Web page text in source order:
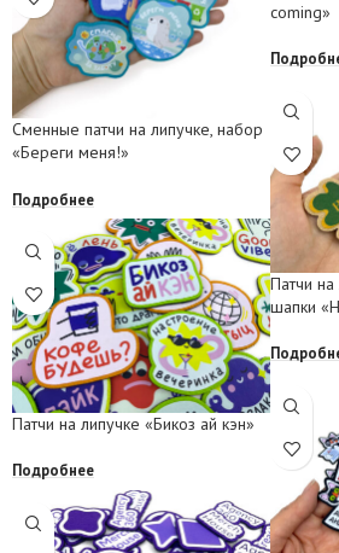
coming»
Сменные патчи на липучке, набор
«Береги меня!»
Подробнее
Патчи
шапки
Патчи на липучке «Бикоз ай кэн»
Подробнее